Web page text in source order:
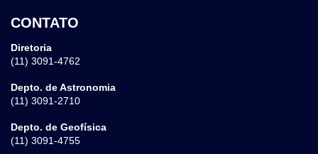
CONTATO
Diretoria
(11) 3091-4762
Depto. de Astronomia
(11) 3091-2710
Depto. de Geofísica
(11) 3091-4755